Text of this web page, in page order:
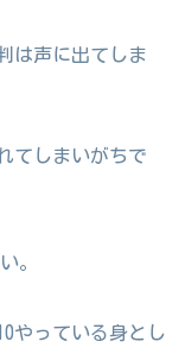
は声に出てしま
てしまいがちで
。
やっている身とし